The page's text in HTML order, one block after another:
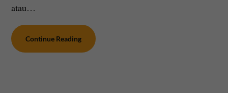
atau…
Continue Reading